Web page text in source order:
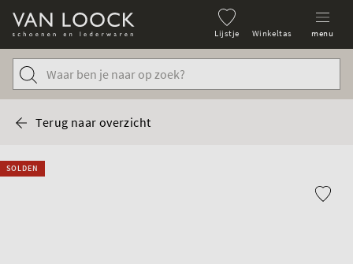
Lijstje Winkeltas menu
Terug naar overzicht
SOLDEN